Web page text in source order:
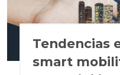
Tendencias
smart